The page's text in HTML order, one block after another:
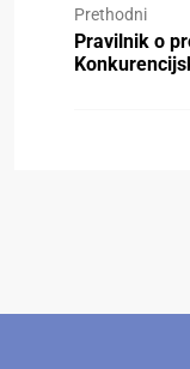
Prethodni
Pravilnik o